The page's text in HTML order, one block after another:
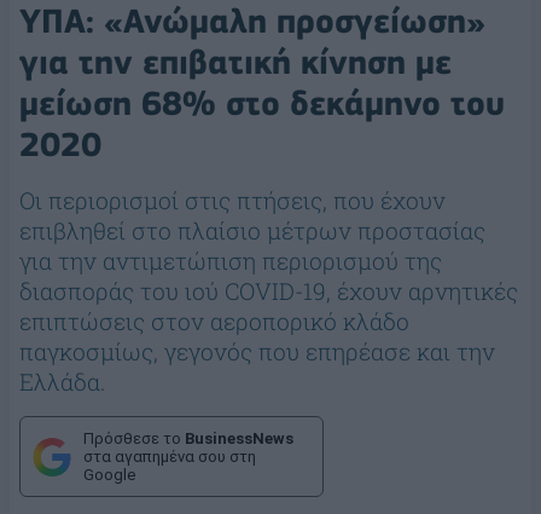
ΥΠΑ: «Ανώμαλη προσγείωση»
για την επιβατική κίνηση με
μείωση 68% στο δεκάμηνο του
2020
Οι περιορισμοί στις πτήσεις, που έχουν
επιβληθεί στο πλαίσιο μέτρων προστασίας
για την αντιμετώπιση περιορισμού της
διασποράς του ιού COVID-19, έχουν αρνητικές
επιπτώσεις στον αεροπορικό κλάδο
παγκοσμίως, γεγονός που επηρέασε και την
Ελλάδα.
Πρόσθεσε το BusinessNews
στα αγαπημένα σου στη
Google